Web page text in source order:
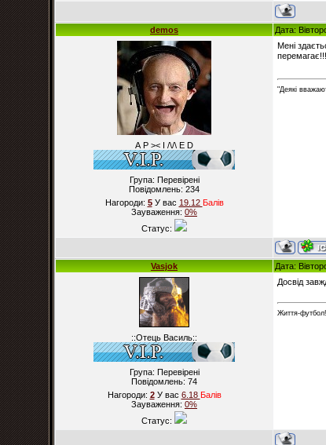
demos Дата:
А Р >< I /\/\ E D
Група: Перевірені
Повідомлень: 234
Нагороди: 5У вас 19.12 Балiв
Зауваження: 0%
Статус:
Мені
"Деякі
Vasjok Дата:
::Отець Василь::
Група: Перевірені
Повідомлень: 74
Нагороди: 2У вас 6.18 Балiв
Зауваження: 0%
Статус:
Досвід
Життя-